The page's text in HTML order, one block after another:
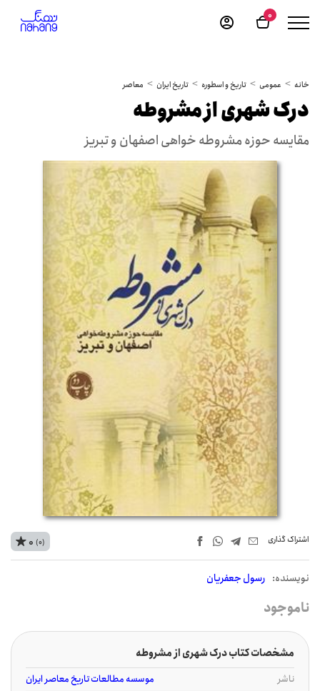
0
خانه عمومی تاریخ و اسطوره تاریخ ایران معاصر
درک شهری از مشروطه
مقایسه حوزه مشروطه خواهی اصفهان و تبریز
اشتراک‌ گذاری
نويسنده: رسول جعفریان
0 (0)
ناموجود
مشخصات کتاب درک شهری از مشروطه
ناشر
موسسه مطالعات تاریخ معاصر ایران